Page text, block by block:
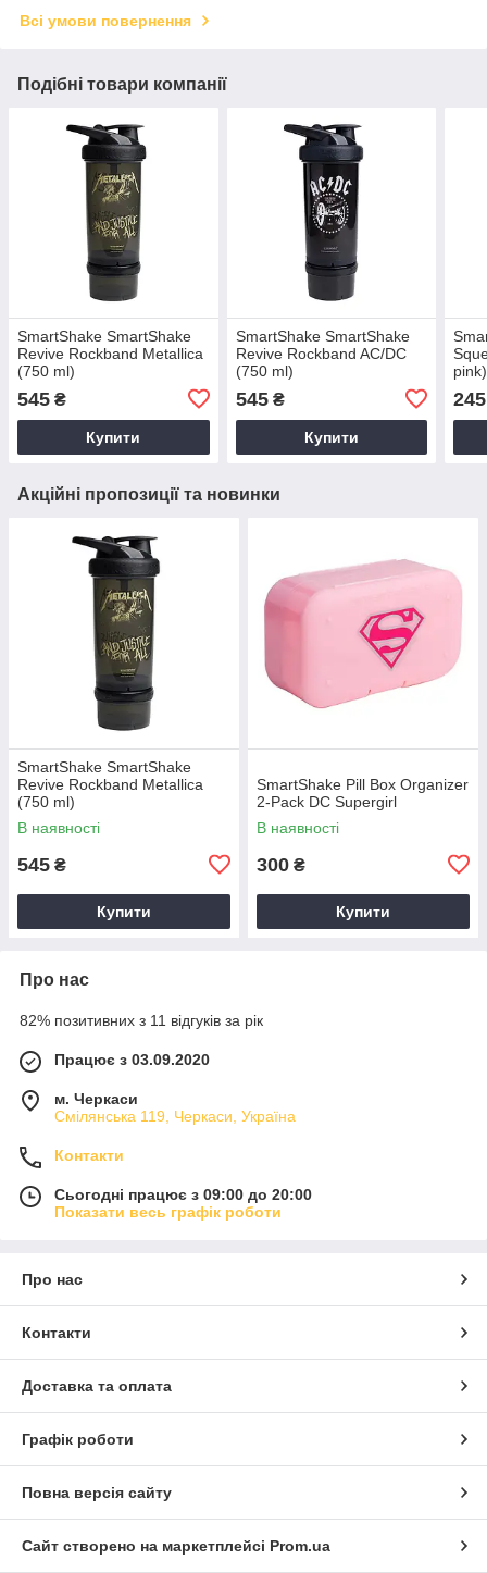
Всі умови повернення
Подібні товари компанії
SmartShake SmartShake
Revive Rockband Metallica
(750 ml)
545 ₴
Купити
SmartShake SmartShake
Revive Rockband AC/DC
(750 ml)
545₴
Купити
pink)
245
Акційні пропозиції та новинки
SmartShake SmartShake
Revive Rockband Metallica
(750 ml)
В наявності
545 ₴
Купити
SmartShake Pill Box Organizer
2-Pack DC Supergirl
В наявності
300 ₴
Купити
Про нас
82% позитивних з 11 відгуків за рік
Працює з 03.09.2020
м. Черкаси
Смілянська 119, Черкаси, Україна
Контакти
Сьогодні працює з 09:00 до 20:00
Показати весь графік роботи
Про нас
Контакти
Доставка та оплата
Графік роботи
Повна версія сайту
Сайт створено на маркетплейсі Prom.ua